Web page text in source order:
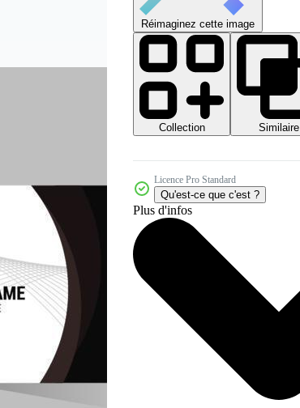
Réimaginez cette image
Collection
Similaire
Licence Pro Standard
Qu'est-ce que c'est ?
Plus d'infos